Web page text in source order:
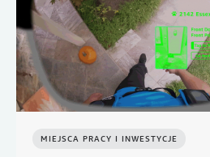
MIEJSCA PRACY I INWESTYCJE